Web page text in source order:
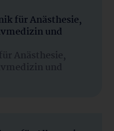
für Anästhesie,
und
Anästhesie,
und